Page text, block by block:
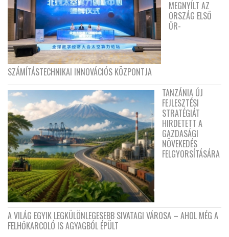
MEGNYÍLT AZ
ORSZÁG ELSŐ
ŰR-
SZÁMÍTÁSTECHNIKAI INNOVÁCIÓS KÖZPONTJA
TANZÁNIA ÚJ
FEJLESZTÉSI
STRATÉGIÁT
HIRDETETT A
GAZDASÁGI
NÖVEKEDÉS
FELGYORSÍTÁSÁRA
A VILÁG EGYIK LEGKÜLÖNLEGESEBB SIVATAGI VÁROSA – AHOL MÉG A
FELHŐKARCOLÓ IS AGYAGBÓL ÉPÜLT